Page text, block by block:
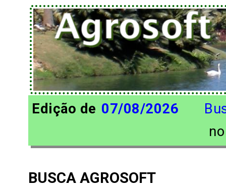
Edição de 07/08/2026
BUSCA AGROSOFT